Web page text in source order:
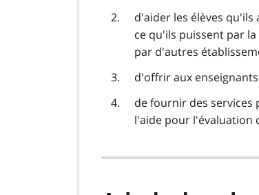
d'aider les élèves
ce qu'ils puissent par
par d'autres
d'offrir aux
de fournir des services
l'aide pour l'évaluation